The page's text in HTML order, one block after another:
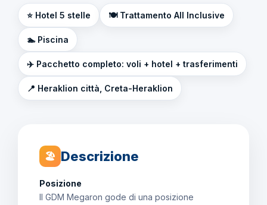
⭐ Hotel 5 stelle 🍽️ Trattamento All Inclusive
🏊 Piscina
✈️ Pacchetto completo: voli + hotel + trasferimenti
📍 Heraklion città, Creta-Heraklion
🏖 Descrizione
Posizione
Il GDM Megaron gode di una posizione